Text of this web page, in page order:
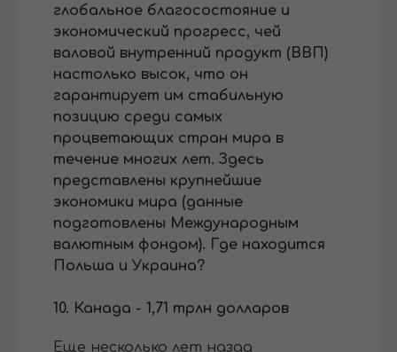
глобальное благосостояние и
экономический прогресс, чей
валовой внутренний продукт (ВВП)
настолько высок, что он
гарантирует им стабильную
позицию среди самых
процветающих стран мира в
течение многих лет. Здесь
представлены крупнейшие
экономики мира (данные
подготовлены Международным
валютным фондом). Где находится
Польша и Украина?
10. Канада - 1,71 трлн долларов
Еще несколько лет назад